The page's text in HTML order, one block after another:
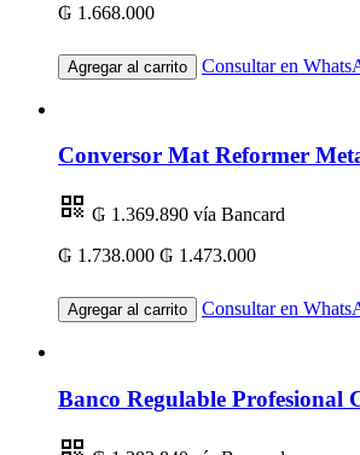
₲ 1.668.000
Agregar al carrito Consultar en
Conversor Mat Reformer
₲ 1.369.890 vía Bancard
₲ 1.738.000 ₲ 1.473.000
Agregar al carrito Consultar en
Banco Regulable